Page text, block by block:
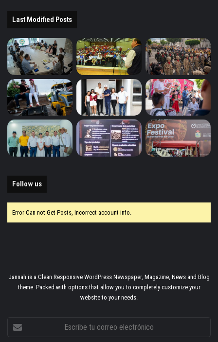
Last Modified Posts
Follow us
Error Can not Get Posts, Incorrect account info.
Jannah is a Clean Responsive WordPress Newspaper, Magazine, News and Blog
theme. Packed with options that allow you to completely customize your
website to your needs.